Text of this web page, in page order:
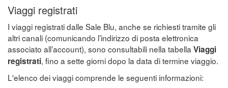
Viaggi registrati
I viaggi registrati dalle Sale Blu, anche se richiesti tramite gli
altri canali (comunicando l’indirizzo di posta elettronica
associato all’account), sono consultabili nella tabella Viaggi
registrati, fino a sette giorni dopo la data di termine viaggio.
L'elenco dei viaggi comprende le seguenti informazioni: